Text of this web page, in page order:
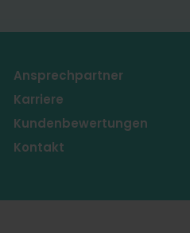
Ansprechpartner
Karriere
Kundenbewertungen
Kontakt